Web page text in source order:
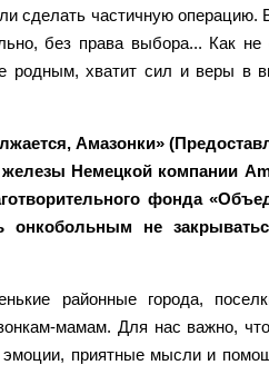
сделать частичную
без права выбора... Как не
родным, хватит сил и веры в
Амазонки»
Немецкой компании
фонда
онкобольным не
районные города,
мамам. Для нас важно,
приятные мысли и